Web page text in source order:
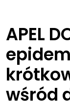
APEL
wśród